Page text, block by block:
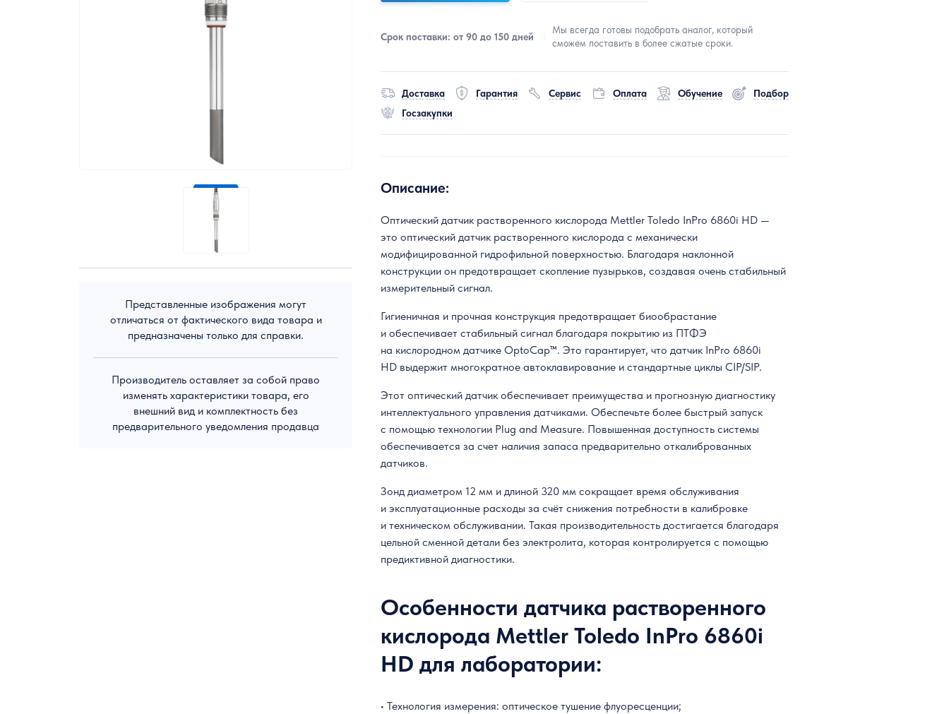
Экологическое оборудование
Представленные изображения могут
отличаться от фактического вида товара и
предназначены только для справки.
Производитель оставляет за собой право
изменять характеристики товара, его
внешний вид и комплектность без
предварительного уведомления продавца
Срок поставки: от 90 до 150 дней
Мы всегда готовы подобрать аналог, который
сможем поставить в более сжатые сроки.
Доставка Гарантия Сервис Оплата Обучение
Подбор
Госзакупки
Описание:
Оптический датчик растворенного кислорода Mettler Toledo InPro 6860i HD —
это оптический датчик растворенного кислорода с механически
модифицированной гидрофильной поверхностью. Благодаря наклонной
конструкции он предотвращает скопление пузырьков, создавая очень стабильный
измерительный сигнал.
Гигиеничная и прочная конструкция предотвращает биообрастание
и обеспечивает стабильный сигнал благодаря покрытию из ПТФЭ
на кислородном датчике OptoCap™. Это гарантирует, что датчик InPro 6860i
HD выдержит многократное автоклавирование и стандартные циклы CIP/SIP.
Этот оптический датчик обеспечивает преимущества и прогнозную диагностику
интеллектуального управления датчиками. Обеспечьте более быстрый запуск
с помощью технологии Plug and Measure. Повышенная доступность системы
обеспечивается за счет наличия запаса предварительно откалиброванных
датчиков.
Зонд диаметром 12 мм и длиной 320 мм сокращает время обслуживания
и эксплуатационные расходы за счёт снижения потребности в калибровке
и техническом обслуживании. Такая производительность достигается благодаря
цельной сменной детали без электролита, которая контролируется с помощью
предиктивной диагностики.
Особенности датчика растворенного
кислорода Mettler Toledo InPro 6860i
HD для лаборатории:
• Технология измерения: оптическое тушение флуоресценции;